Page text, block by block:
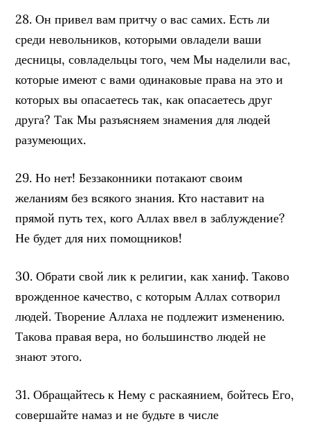
28. Он привел вам притчу о вас самих. Есть ли
среди невольников, которыми овладели ваши
десницы, совладельцы того, чем Мы наделили вас,
которые имеют с вами одинаковые права на это и
которых вы опасаетесь так, как опасаетесь друг
друга? Так Мы разъясняем знамения для людей
разумеющих.
29. Но нет! Беззаконники потакают своим
желаниям без всякого знания. Кто наставит на
прямой путь тех, кого Аллах ввел в заблуждение?
Не будет для них помощников!
30. Обрати свой лик к религии, как ханиф. Таково
врожденное качество, с которым Аллах сотворил
людей. Творение Аллаха не подлежит изменению.
Такова правая вера, но большинство людей не
знают этого.
31. Обращайтесь к Нему с раскаянием, бойтесь Его,
совершайте намаз и не будьте в числе